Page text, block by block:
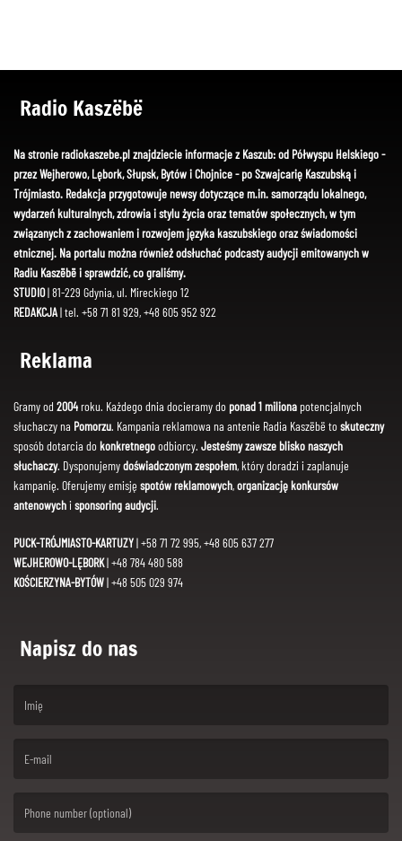
Radio Kaszëbë
Na stronie radiokaszebe.pl znajdziecie informacje z Kaszub: od Półwyspu Helskiego -
przez Wejherowo, Lębork, Słupsk, Bytów i Chojnice - po Szwajcarię Kaszubską i
Trójmiasto. Redakcja przygotowuje newsy dotyczące m.in. samorządu lokalnego,
wydarzeń kulturalnych, zdrowia i stylu życia oraz tematów społecznych, w tym
związanych z zachowaniem i rozwojem języka kaszubskiego oraz świadomości
etnicznej. Na portalu można również odsłuchać podcasty audycji emitowanych w
Radiu Kaszëbë i sprawdzić, co graliśmy.
STUDIO| 81-229 Gdynia, ul. Mireckiego 12
REDAKCJA| tel. +58 71 81 929, +48 605 952 922
Reklama
Gramy od 2004roku. Każdego dnia docieramy do ponad 1 miliona potencjalnych
słuchaczy na Pomorzu. Kampania reklamowa na antenie Radia Kaszëbë toskuteczny
sposób dotarcia dokonkretnegoodbiorcy. Jesteśmy zawsze blisko naszych
słuchaczy. Dysponujemydoświadczonym zespołem, który doradzi i zaplanuje
kampanię. Oferujemy emisję spotów reklamowych,organizację konkursów
antenowychi sponsoring audycji.
PUCK-TRÓJMIASTO-KARTUZY| +58 71 72 995, +48 605 637 277
WEJHEROWO-LĘBORK| +48 784 480 588
KOŚCIERZYNA-BYTÓW| +48 505 029 974
Napisz do nas